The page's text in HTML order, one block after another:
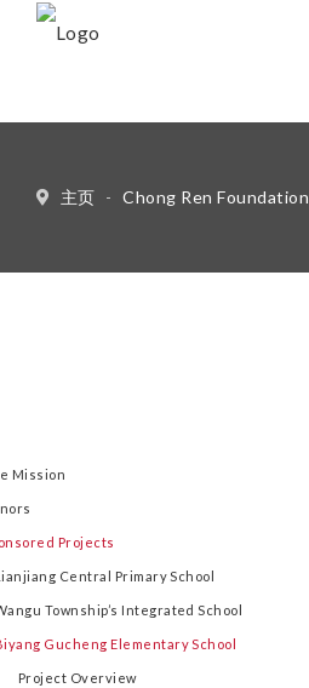
主页 - Chong Ren Foundation
Mission
Projects
Central Primary School
Township’s Integrated School
Gucheng Elementary School
Project Overview